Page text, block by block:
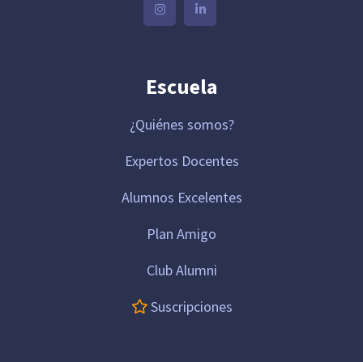
Escuela
¿Quiénes somos?
Expertos Docentes
Alumnos Excelentes
Plan Amigo
Club Alumni
Suscripciones